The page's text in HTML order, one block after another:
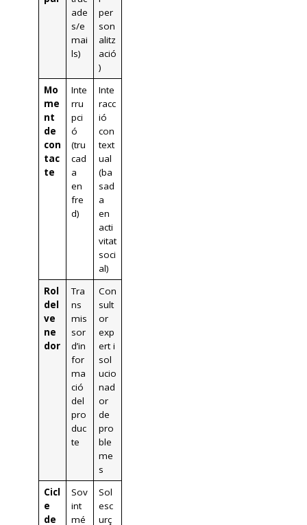
ade
s/e
mai
ls)
per
son
alitz
ació
)
Mo
me
nt
de
con
tac
te
Inte
rru
pci
ó
(tru
cad
a
en
fre
d)
Inte
racc
ió
con
text
ual
(ba
sad
a
en
acti
vitat
soci
al)
Rol
del
ve
ne
dor
Tra
ns
mis
sor
d’in
for
ma
ció
del
pro
duc
te
Con
sult
or
exp
ert i
sol
ucio
nad
or
de
pro
ble
me
s
Cicl
e
de
Sov
int
mé
Sol
esc
urç